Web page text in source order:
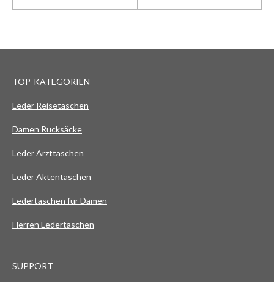
TOP-KATEGORIEN
Leder Reisetaschen
Damen Rucksäcke
Leder Arzttaschen
Leder Aktentaschen
Ledertaschen für Damen
Herren Ledertaschen
SUPPORT